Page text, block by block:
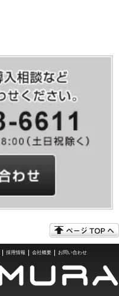
採用情報 会社概要 お問い合わせ